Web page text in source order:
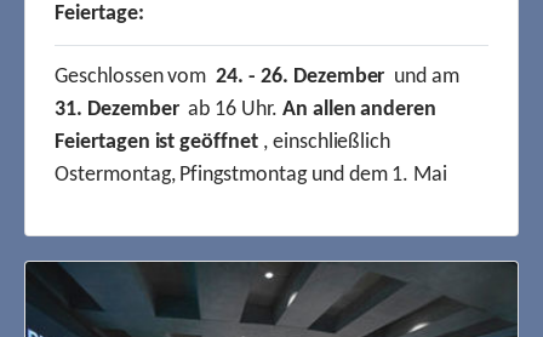
Feiertage:
Geschlossen vom24. - 26. Dezember und am
31. Dezemberab 16 Uhr. An allen anderen
Feiertagen ist geöffnet, einschließlich
Ostermontag, Pfingstmontag und dem 1. Mai